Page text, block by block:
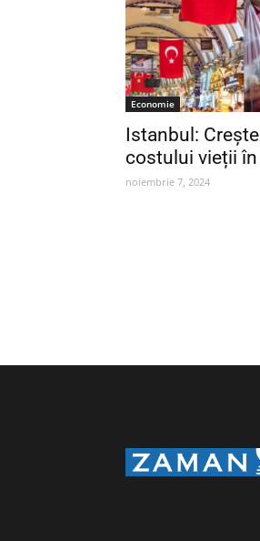
Economie
Istanbul:
costului vieții
noiembrie 7, 2024